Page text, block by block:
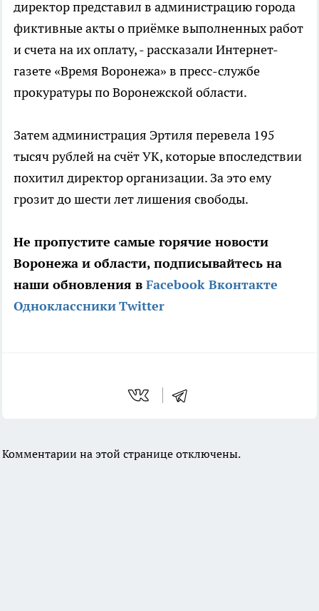
директор представил в администрацию города
фиктивные акты о приёмке выполненных работ
и счета на их оплату, - рассказали Интернет-
газете «Время Воронежа» в пресс-службе
прокуратуры по Воронежской области.
Затем администрация Эртиля перевела 195
тысяч рублей на счёт УК, которые впоследствии
похитил директор организации. За это ему
грозит до шести лет лишения свободы.
Не пропустите самые горячие новости
Воронежа и области, подписывайтесь на
наши обновления в Facebook Вконтакте
ОдноклассникиTwitter
Комментарии на этой странице отключены.